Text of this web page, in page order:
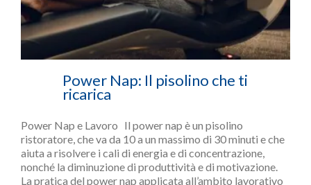
Power Nap: Il pisolino che ti
ricarica
Power Nap e Lavoro Il power nap è un pisolino
ristoratore, che va da 10 a un massimo di 30 minuti e che
aiuta a risolvere i cali di energia e di concentrazione,
nonché la diminuzione di produttività e di motivazione.
La pratica del power nap applicata all’ambito lavorativo